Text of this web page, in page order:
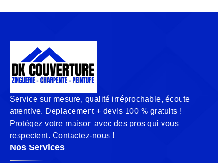
Service sur mesure, qualité irréprochable, écoute
attentive. Déplacement + devis 100 % gratuits !
Protégez votre maison avec des pros qui vous
respectent. Contactez-nous !
Nos Services